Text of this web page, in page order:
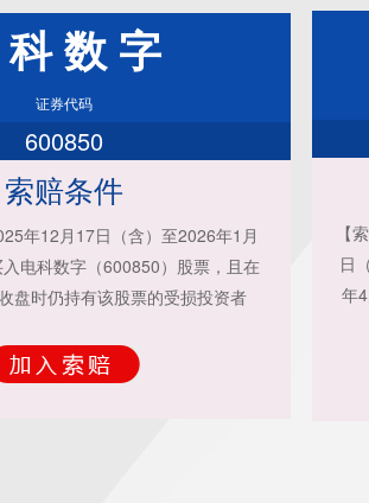
数字
证券代码
600850
索赔条件
年12月17日（含）至2026年1月
电科数字（600850）股票，且在
盘时仍持有该股票的受损投资者
【
日
年